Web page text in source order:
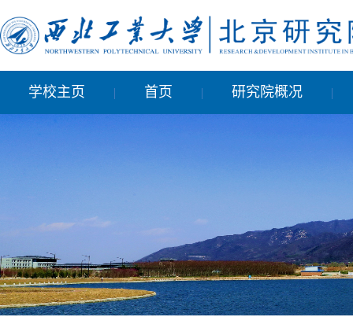
学校主页 | 首页 | 研究院概况 |